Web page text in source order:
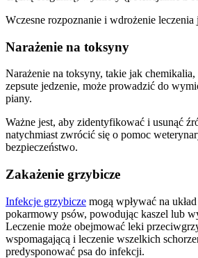
Wczesne rozpoznanie i wdrożenie leczenia
Narażenie na toksyny
Narażenie na toksyny, takie jak
zepsute jedzenie, może prowadzić do
piany.
Ważne jest, aby zidentyfikować i usunąć
natychmiast zwrócić się o pomoc
bezpieczeństwo.
Zakażenie grzybicze
Infekcje grzybicze mogą wpływać na
pokarmowy psów, powodując kaszel lub
Leczenie może obejmować leki
wspomagającą i leczenie wszelkich
predysponować psa do infekcji.